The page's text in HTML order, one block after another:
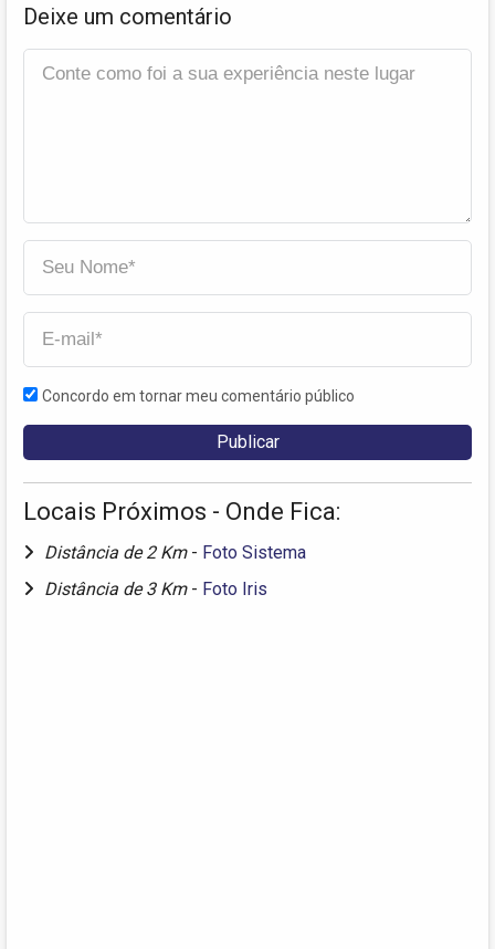
Deixe um comentário
Concordo em tornar meu comentário público
Locais Próximos - Onde Fica:
Distância de 2 Km - Foto Sistema
Distância de 3 Km - Foto Iris